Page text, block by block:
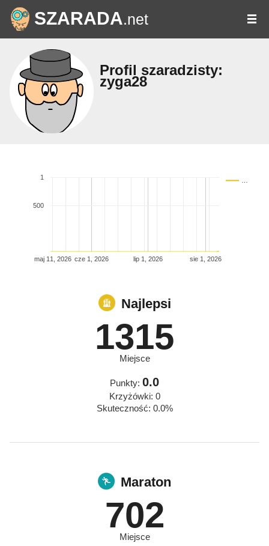
SZARADA.net
Profil szaradzisty:
zyga28
cze 1, 2026 lip 1, 2026 sie 1, 2026
maj 11, 2026
1
500
Najlepsi
1315
Miejsce
Punkty: 0.0
Krzyżówki: 0
Skuteczność: 0.0%
Maraton
702
Miejsce